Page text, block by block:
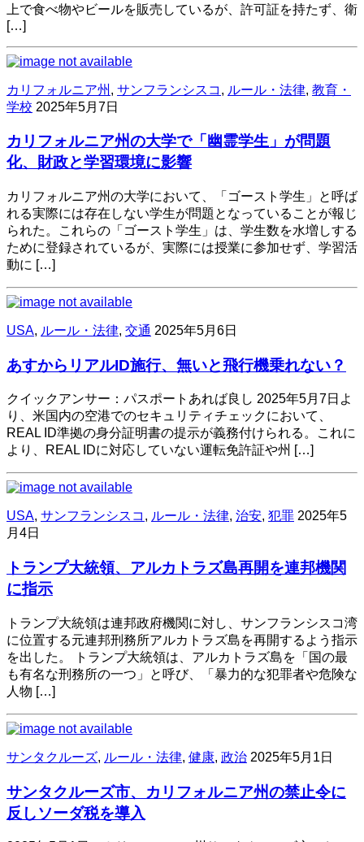
上で食べ物やビールを販売しているが、許可証を持たず、衛
[…]
カリフォルニア州 , サンフランシスコ , ルール・法律, 教育・
学校 2025年5月7日
カリフォルニア州の大学で「幽霊学生」が問題
化、財政と学習環境に影響
カリフォルニア州の大学において、「ゴースト学生」と呼ば
れる実際には存在しない学生が問題となっていることが報じ
られた。これらの「ゴースト学生」は、学生数を水増しする
ために登録されているが、実際には授業に参加せず、学習活
動に […]
USA, ルール・法律, 交通 2025年5月6日
あすからリアルID施行、無いと飛行機乗れない？
クイックアンサー：パスポートあれば良し 2025年5月7日よ
り、米国内の空港でのセキュリティチェックにおいて、
REAL ID準拠の身分証明書の提示が義務付けられる。これに
より、REAL IDに対応していない運転免許証や州 […]
USA, サンフランシスコ , ルール・法律, 治安, 犯罪 2025年5
月4日
トランプ大統領、アルカトラズ島再開を連邦機関
に指示
トランプ大統領は連邦政府機関に対し、サンフランシスコ湾
に位置する元連邦刑務所アルカトラズ島を再開するよう指示
を出した。 トランプ大統領は、アルカトラズ島を「国の最
も有名な刑務所の一つ」と呼び、「暴力的な犯罪者や危険な
人物 […]
サンタクルーズ, ルール・法律, 健康, 政治 2025年5月1日
サンタクルーズ市、カリフォルニア州の禁止令に
反しソーダ税を導入